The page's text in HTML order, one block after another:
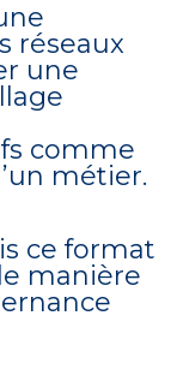
réseaux
une
comme
métier.
ce format
manière